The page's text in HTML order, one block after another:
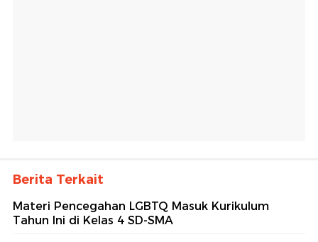
Berita Terkait
Materi Pencegahan LGBTQ Masuk Kurikulum
Tahun Ini di Kelas 4 SD-SMA